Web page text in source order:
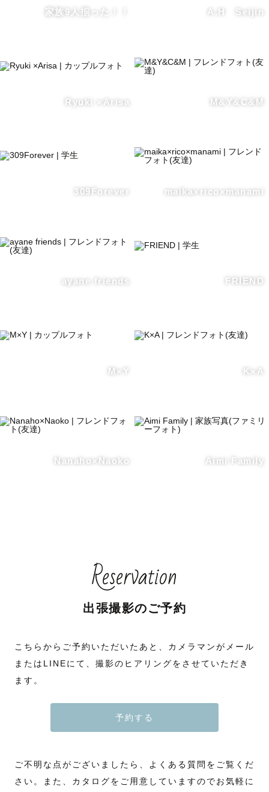
家族9人揃った！！ A.H Seijin
Ryuki ×Arisa M&Y&C&M
309Forever maika×rico×manami
ayane friends FRIEND
M×Y K×A
Nanaho×Naoko Aimi Family
Reservation
出張撮影のご予約
こちらからご予約いただいたあと、カメラマンがメール
またはLINEにて、撮影のヒアリングをさせていただき
ます。
予約する
ご不明な点がございましたら、よくある質問をご覧くだ
さい。また、カタログをご用意していますのでお気軽に